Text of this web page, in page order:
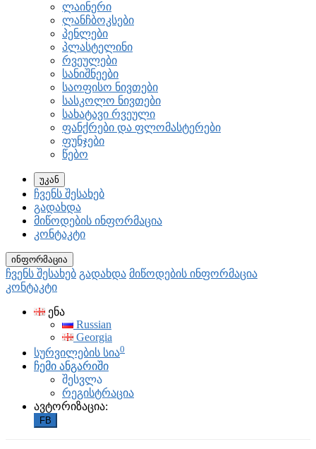
ლაინერი
ლანჩბოკსები
პენლები
პლასტელინი
რვეულები
სანიშნეები
საოფისო ნივთები
სასკოლო ნივთები
სახატავი რვეული
ფანქრები და ფლომასტერები
ფუნჯები
წებო
უკან
ჩვენს შესახებ
გადახდა
მიწოდების ინფორმაცია
კონტაკტი
ინფორმაცია
ჩვენს შესახებ გადახდა მიწოდების ინფორმაცია
კონტაკტი
ენა
Russian
Georgia
სურვილების სია0
ჩემი ანგარიში
შესვლა
რეგისტრაცია
ავტორიზაცია:
FB